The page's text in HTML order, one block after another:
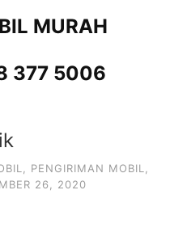
MURAH
377 5006
PENGIRIMAN MOBIL
26, 2020